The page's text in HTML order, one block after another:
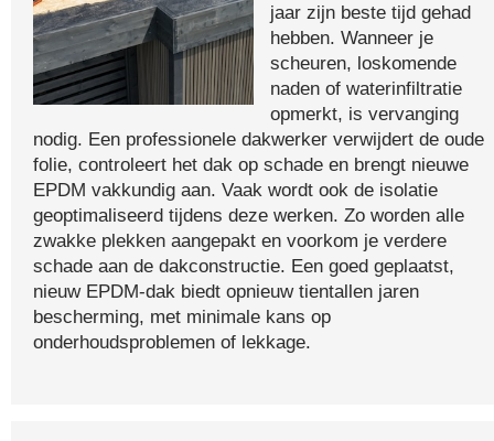
jaar zijn beste tijd gehad
hebben. Wanneer je
scheuren, loskomende
naden of waterinfiltratie
opmerkt, is vervanging
nodig. Een professionele dakwerker verwijdert de oude
folie, controleert het dak op schade en brengt nieuwe
EPDM vakkundig aan. Vaak wordt ook de isolatie
geoptimaliseerd tijdens deze werken. Zo worden alle
zwakke plekken aangepakt en voorkom je verdere
schade aan de dakconstructie. Een goed geplaatst,
nieuw EPDM-dak biedt opnieuw tientallen jaren
bescherming, met minimale kans op
onderhoudsproblemen of lekkage.